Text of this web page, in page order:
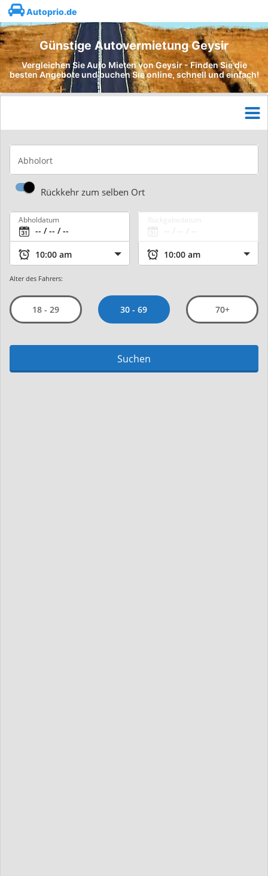
Autoprio.de
Günstige Autovermietung Geysir
Vergleichen Sie Auto Mieten von Geysir - Finden Sie die
besten Angebote und buchen Sie online, schnell und einfach!
Abholort
Rückkehr zum selben Ort
Abholdatum
Alter des Fahrers:
18 - 29 30 - 69 70+
Suchen